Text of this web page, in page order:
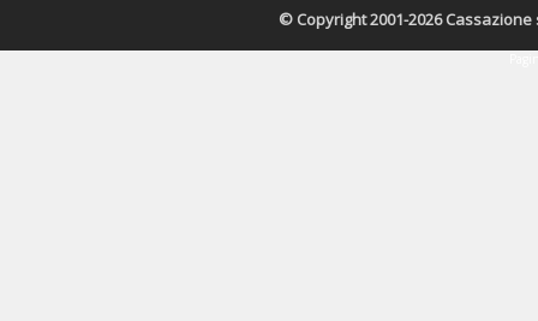
© Copyright 2001-2026 Cassazione